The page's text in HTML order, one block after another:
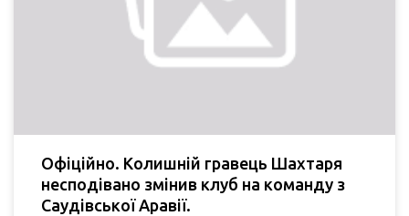
Офіційно. Колишній гравець Шахтаря
несподівано змінив клуб на команду з
Саудівської Аравії.